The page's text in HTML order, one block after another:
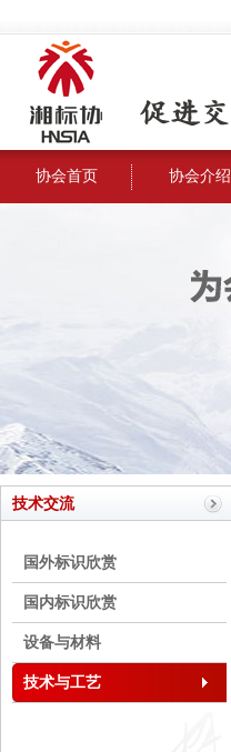
协会首页 协会介绍
技术交流
国外标识欣赏
国内标识欣赏
设备与材料
技术与工艺